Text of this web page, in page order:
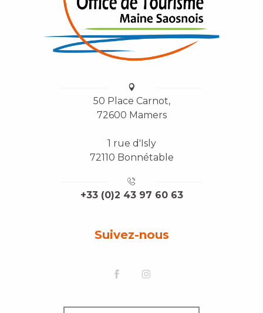
50 Place Carnot,
72600 Mamers
1 rue d'Isly
72110 Bonnétable
+33 (0)2 43 97 60 63
Suivez-nous